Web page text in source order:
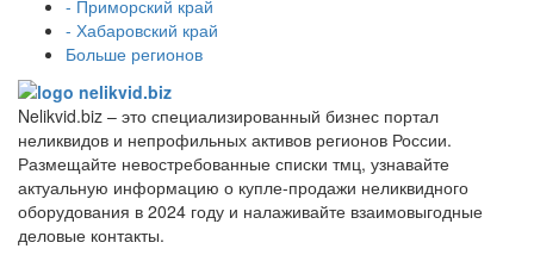
- Приморский край
- Хабаровский край
Больше регионов
Nelikvid.biz – это специализированный бизнес портал
неликвидов и непрофильных активов регионов России.
Размещайте невостребованные списки тмц, узнавайте
актуальную информацию о купле-продажи неликвидного
оборудования в 2024 году и налаживайте взаимовыгодные
деловые контакты.